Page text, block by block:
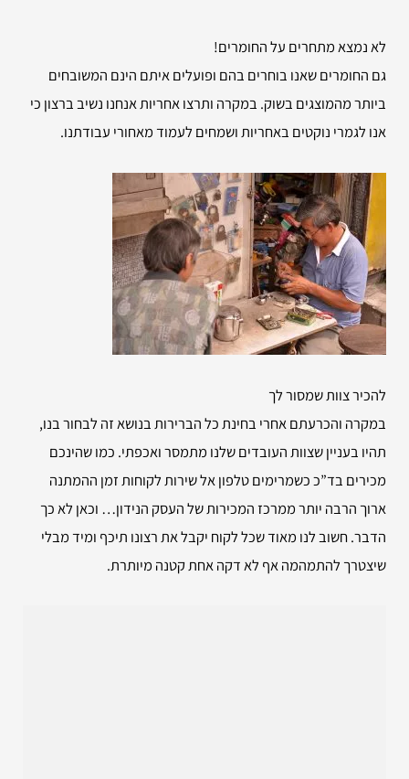
לא נמצא מתחרים על החומרים!
גם החומרים שאנו בוחרים בהם ופועלים איתם הינם המשובחים
ביותר מהמוצגים בשוק. במקרה ותרצו אחריות אנחנו נשיב ברצון כי
אנו לגמרי נוקטים באחריות ושמחים לעמוד מאחורי עבודתנו.
להכיר צוות שמסור לך
במקרה והכרעתם אחרי בחינת כל הברירות בנושא זה לבחור בנו,
תהיו בעניין שצוות העובדים שלנו מתמסר ואכפתי. כמו שהינכם
מכירים בד”כ כשמרימים טלפון אל שירות לקוחות זמן ההמתנה
ארוך הרבה יותר ממרכז המכירות של העסק הנידון… וכאן לא כך
הדבר. חשוב לנו מאוד שכל לקוח יקבל את רצונו תיכף ומיד מבלי
שיצטרך להתמהמה אף לא דקה אחת קטנה מיותרת.